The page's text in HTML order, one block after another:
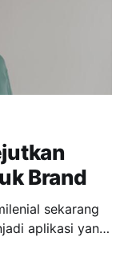
Brand
sekarang
aplikasi yang